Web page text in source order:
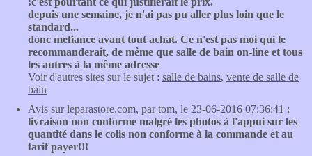
depuis une semaine, je n'ai pas pu aller plus loin que le
standard...
donc méfiance avant tout achat. Ce n'est pas moi qui le
recommanderait, de même que salle de bain on-line et tous
les autres à la même adresse
Voir d'autres sites sur le sujet : salle de bains, vente de salle de
bain
Avis surleparastore.com, par tom, le 23-06-2016 07:36:41 :
livraison non conforme malgré les photos à l'appui sur les
quantité dans le colis non conforme à la commande et au
tarif payer!!!